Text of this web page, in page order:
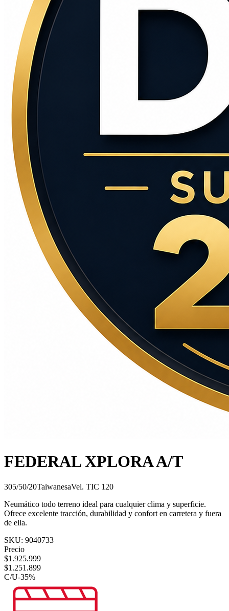
FEDERAL XPLORA A/T
305/50/20TaiwanesaVel. TIC 120
Neumático todo terreno ideal para cualquier clima y superficie.
Ofrece excelente tracción, durabilidad y confort en carretera y fuera
de ella.
SKU: 9040733
Precio
$1.925.999
$1.251.899
C/U-35%